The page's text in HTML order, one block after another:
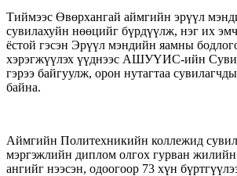
Тиймээс Өвөрхангай аймгийн эрүүл
сувилахуйн нөөцийг бүрдүүлж, нэг их
ёстой гэсэн Эрүүл мэндийн яамны
хэрэгжүүлэх үүднээс АШУҮИС-ийн
гэрээ байгуулж, орон нутагтаа
байна.
Аймгийн Политехникийн коллежид
мэргэжлийн диплом олгох гурван жилийн
ангийг нээсэн, одоогоор 73 хүн